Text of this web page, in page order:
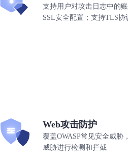
支持用户对攻击日志中的
SSL安全配置；支持TLS
Web攻击防护
覆盖OWASP常见安全威
威胁进行检测和拦截